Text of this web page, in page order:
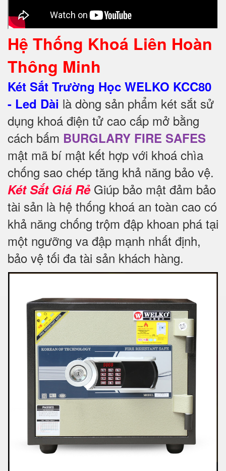
Hệ Thống Khoá Liên Hoàn
Thông Minh
Két Sắt Trường Học WELKO KCC80
- Led Dài là dòng sản phẩm két sắt sử
dụng khoá điện tử cao cấp mở bằng
cách bấm BURGLARY FIRE SAFES
mật mã bí mật kết hợp với khoá chìa
chống sao chép tăng khả năng bảo vệ.
Két Sắt Giá RẻGiúp bảo mật đảm bảo
tài sản là hệ thống khoá an toàn cao có
khả năng chống trộm đập khoan phá tại
một ngưỡng va đập mạnh nhất định,
bảo vệ tối đa tài sản khách hàng.